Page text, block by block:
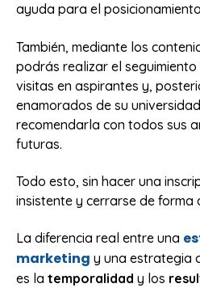
ayuda para el
También, mediante los
podrás realizar el
visitas en aspirantes y,
enamorados de su
recomendarla con todos sus
futuras.
Todo esto, sin hacer una
insistente y cerrarse de forma
La diferencia real entre una
marketing y una estrategia
es la temporalidad y los